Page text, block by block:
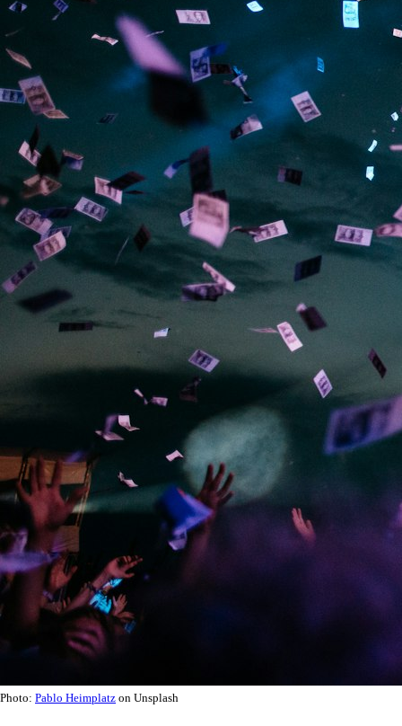
Photo: Pablo Heimplatz on Unsplash